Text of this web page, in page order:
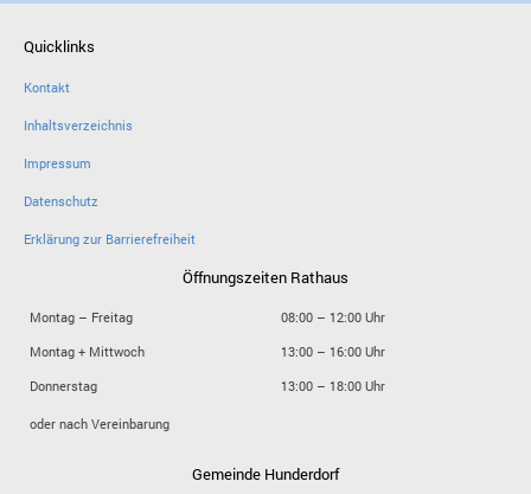
Quicklinks
Kontakt
Inhaltsverzeichnis
Impressum
Datenschutz
Erklärung zur Barrierefreiheit
Öffnungszeiten Rathaus
Montag – Freitag
08:00 – 12:00 Uhr
Montag + Mittwoch
13:00 – 16:00 Uhr
Donnerstag
13:00 – 18:00 Uhr
oder nach Vereinbarung
Gemeinde Hunderdorf